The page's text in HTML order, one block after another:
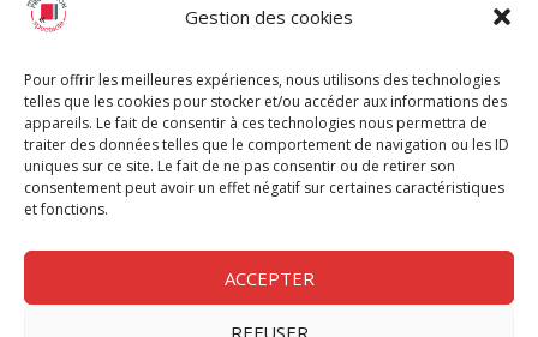
Gestion des cookies
Pour offrir les meilleures expériences, nous utilisons des technologies
telles que les cookies pour stocker et/ou accéder aux informations des
appareils. Le fait de consentir à ces technologies nous permettra de
traiter des données telles que le comportement de navigation ou les ID
uniques sur ce site. Le fait de ne pas consentir ou de retirer son
consentement peut avoir un effet négatif sur certaines caractéristiques
et fonctions.
ACCEPTER
REFUSER
Chèque Intermittents
Chèque Compta
Chèque Emploi Spectacle
G-Pods
Profession Audio-visuel